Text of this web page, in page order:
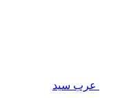
عرب سيد